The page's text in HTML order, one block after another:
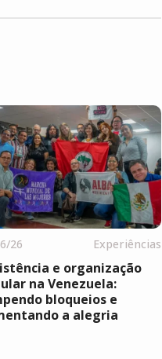
26 Experiências
e organização
na Venezuela:
bloqueios e
a alegria